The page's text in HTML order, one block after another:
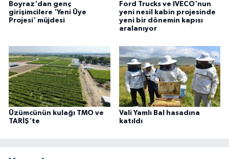
Boyraz'dan genç
girişimcilere 'Yeni Üye
Projesi' müjdesi
Ford Trucks ve IVECO'nun
yeni nesil kabin projesinde
yeni bir dönemin kapısı
aralanıyor
Üzümcünün kulağı TMO ve
TARİŞ'te
Vali Yamlı Bal hasadına
katıldı